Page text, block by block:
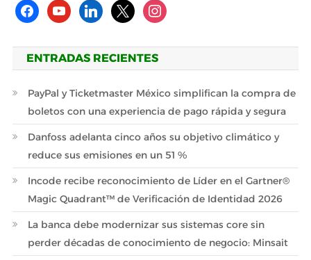
facebookyoutubelinkedin
x instagram
ENTRADAS RECIENTES
PayPal y Ticketmaster México simplifican la compra de
boletos con una experiencia de pago rápida y segura
Danfoss adelanta cinco años su objetivo climático y
reduce sus emisiones en un 51 %
Incode recibe reconocimiento de Líder en el Gartner®
Magic Quadrant™ de Verificación de Identidad 2026
La banca debe modernizar sus sistemas core sin
perder décadas de conocimiento de negocio: Minsait